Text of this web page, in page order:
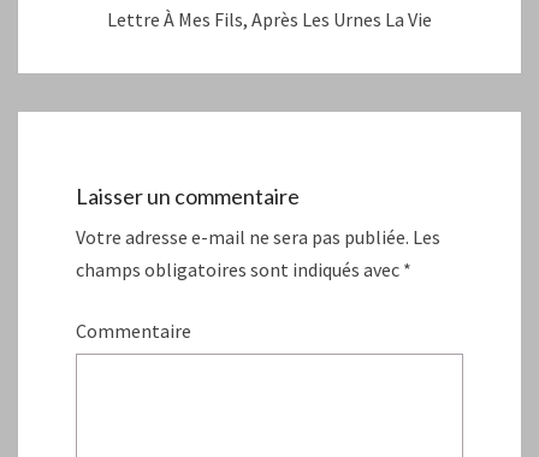
Lettre À Mes Fils, Après Les Urnes La Vie
Laisser un commentaire
Votre adresse e-mail ne sera pas publiée. Les
champs obligatoires sont indiqués avec *
Commentaire